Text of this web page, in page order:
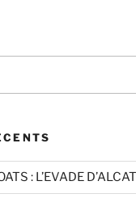
: L’EVADE